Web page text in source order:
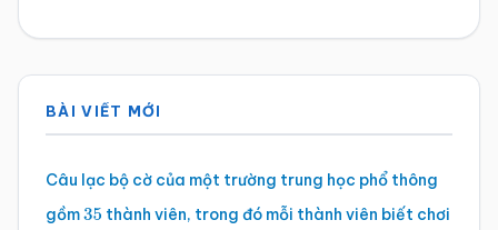
Sidebar
chính
BÀI VIẾT MỚI
Câu lạc bộ cờ của một trường trung học phổ thông
gồm35 thành viên, trong đó mỗi thành viên biết chơi